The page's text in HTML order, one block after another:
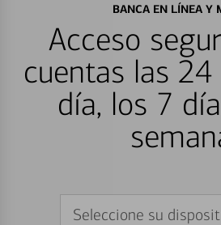
BANCA EN LÍNEA Y
Acceso
cuentas las
día, los 7
Seleccione su